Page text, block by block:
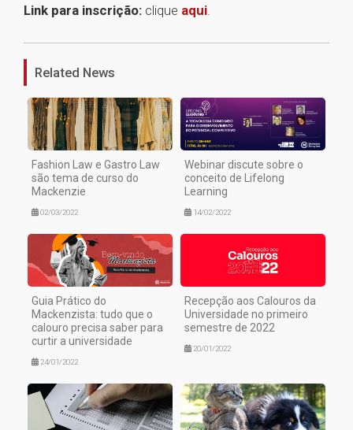
Link para inscrição: clique aqui.
1
Related News
Fashion Law e Gastro Law
são tema de curso do
Mackenzie
02/03/2022
Webinar discute sobre o
conceito de Lifelong
Learning
14/02/2022
Guia Prático do
Mackenzista: tudo que o
calouro precisa saber para
curtir a universidade
24/01/2022
Recepção aos Calouros da
Universidade no primeiro
semestre de 2022
20/01/2022